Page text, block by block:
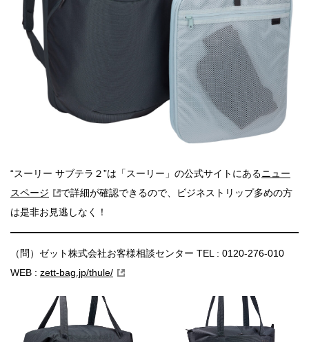
“スーリー サブテラ２”は「スーリー」の公式サイトにあるニュー
スページ
で詳細が確認できるので、ビジネストリップ多めの方
は是非お見逃しなく！
（問）ゼット株式会社お客様相談センター TEL : 0120-276-010
WEB : zett-bag.jp/thule/